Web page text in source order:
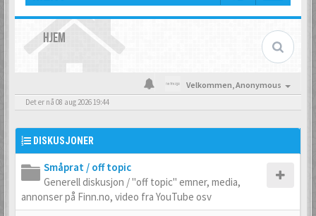
HJEM
Velkommen,Anonymous
Det er nå 08 aug 2026 19:44
DISKUSJONER
Småprat / off topic
Generell diskusjon / "off topic" emner, media,
annonser på Finn.no, video fra YouTube osv